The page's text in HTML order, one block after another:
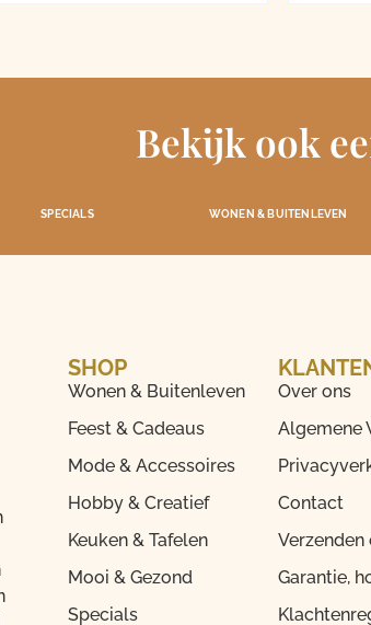
Bekijk ook
SPECIALS WONEN & BUITENLEVEN
SHOP
Wonen & Buitenleven
Feest & Cadeaus
Mode & Accessoires
Hobby & Creatief
Keuken & Tafelen
Mooi & Gezond
Specials
Over ons
Algemene
Contact
Garantie,